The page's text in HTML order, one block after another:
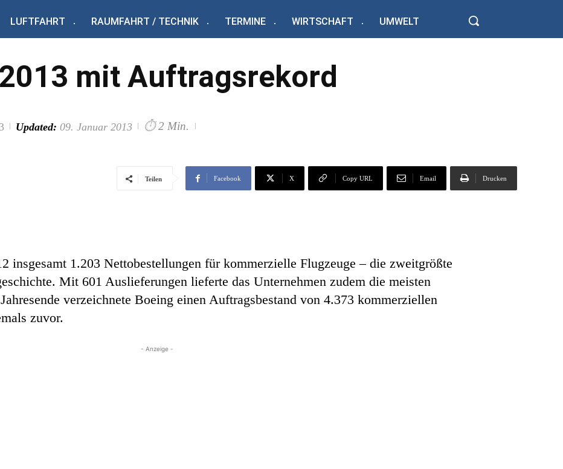
LUFTFAHRT RAUMFAHRT / TECHNIK TERMINE WIRTSCHAFT UMWELT
mit Auftragsrekord
Updated: 09. Januar 2013 ⏱ 2 Min.
Teilen Facebook X Copy URL Email Drucken
insgesamt 1.203 Nettobestellungen für kommerzielle Flugzeuge – die zweitgrößte
Mit 601 Auslieferungen lieferte das Unternehmen zudem die meisten
verzeichnete Boeing einen Auftragsbestand von 4.373 kommerziellen
zuvor.
- Anzeige -